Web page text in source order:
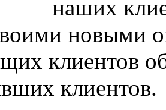
наших
новыми
клиентов
клиентов.